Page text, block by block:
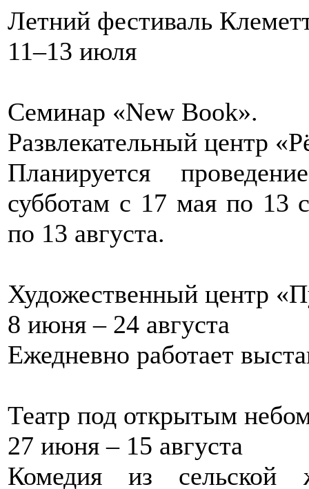
Летний фестиваль
11–13 июля
Семинар «New Book».
Развлекательный центр
Планируется
субботам с 17 мая по 13
по 13 августа.
Художественный центр
8 июня – 24 августа
Ежедневно работает
Театр под открытым
27 июня – 15 августа
Комедия из сельской